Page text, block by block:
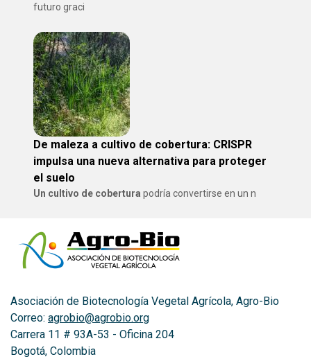
futuro graci
De maleza a cultivo de cobertura: CRISPR
impulsa una nueva alternativa para proteger
el suelo
Un cultivo de cobertura podría convertirse en un n
Asociación de Biotecnología Vegetal Agrícola, Agro-Bio
Correo: agrobio@agrobio.org
Carrera 11 # 93A-53 - Oficina 204
Bogotá, Colombia